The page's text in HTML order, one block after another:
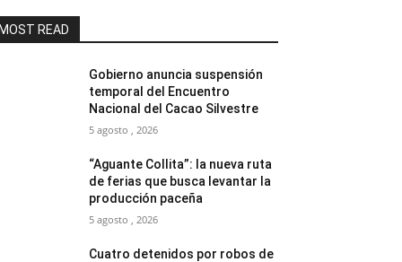
READ
Gobierno anuncia suspensión
temporal del Encuentro
Nacional del Cacao Silvestre
5 agosto , 2026
“Aguante Collita”: la nueva ruta
de ferias que busca levantar la
producción paceña
5 agosto , 2026
Cuatro detenidos por robos de